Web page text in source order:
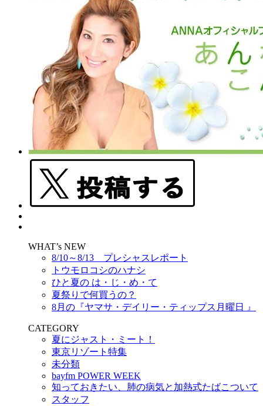
WHAT’s NEW
8/10～8/13 プレシャスレポート
トウモロコシのハナシ
ひと夏の は・じ・め・て
夏祭りで何買うの？
8月の『ヤマサ・デイリー・ティップス月曜日 』
CATEGORY
夏にジャスト・ミート！
東京リゾート特集
未分類
bayfm POWER WEEK
知っておきたい、肺の病気と加熱式たばこついて
スタッフ